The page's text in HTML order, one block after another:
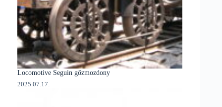
Locomotive Seguin gőzmozdony
2025.07.17.